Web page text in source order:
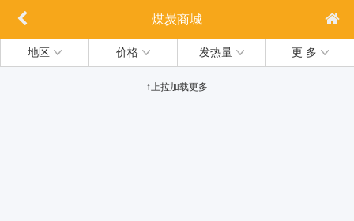
煤炭商城
地区 价格 发热量 更 多
↑上拉加载更多